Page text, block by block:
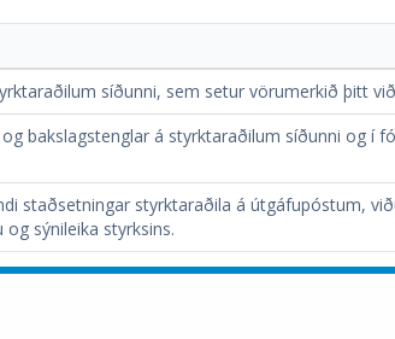
síðunni, sem setur vörumerkið þitt
bakslagstenglar á styrktaraðilum síðunni og í
staðsetningar styrktaraðila á útgáfupóstum,
sýnileika styrksins.